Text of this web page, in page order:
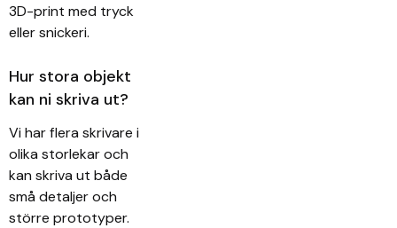
3D-print med tryck
eller snickeri.
Hur stora objekt
kan ni skriva ut?
Vi har flera skrivare i
olika storlekar och
kan skriva ut både
små detaljer och
större prototyper.